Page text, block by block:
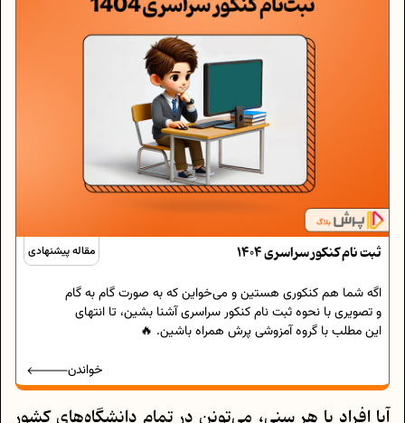
مقاله پیشنهادی ثبت نام کنکور سراسری 1404
اگه شما هم کنکوری هستین و می‌خواین که به صورت گام به گام
و تصویری با نحوه ثبت نام کنکور سراسری آشنا بشین، تا انتهای
این مطلب با گروه آمزوشی پرش همراه باشین. 🔥
خواندن